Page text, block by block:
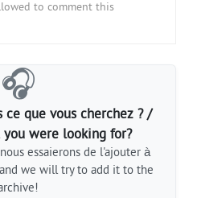
to comment this
🎧
ce que vous cherchez ? /
were looking for?
essaierons de l'ajouter à
we will try to add it to the